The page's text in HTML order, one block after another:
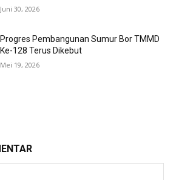
Juni 30, 2026
Progres Pembangunan Sumur Bor TMMD
Ke-128 Terus Dikebut
Mei 19, 2026